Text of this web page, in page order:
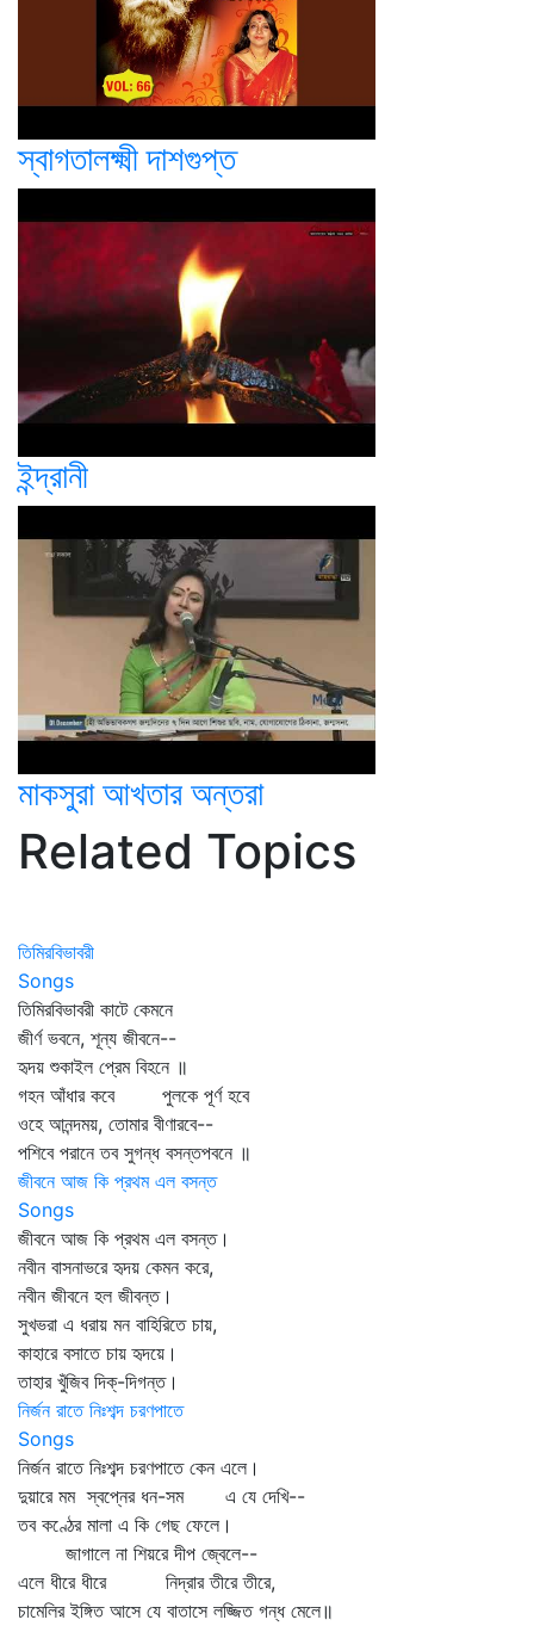
স্বাগতালক্ষ্মী দাশগুপ্ত
ইন্দ্রানী
মাকসুরা আখতার অন্তরা
Related Topics
তিমিরবিভাবরী
Songs
তিমিরবিভাবরী কাটে কেমনে
জীর্ণ ভবনে, শূন্য জীবনে--
হৃদয় শুকাইল প্রেম বিহনে ॥
গহন আঁধার কবে পুলকে পূর্ণ হবে
ওহে আনন্দময়, তোমার বীণারবে--
পশিবে পরানে তব সুগন্ধ বসন্তপবনে ॥
জীবনে আজ কি প্রথম এল বসন্ত
Songs
জীবনে আজ কি প্রথম এল বসন্ত।
নবীন বাসনাভরে হৃদয় কেমন করে,
নবীন জীবনে হল জীবন্ত।
সুখভরা এ ধরায় মন বাহিরিতে চায়,
কাহারে বসাতে চায় হৃদয়ে।
তাহার খুঁজিব দিক্‌-দিগন্ত।
নির্জন রাতে নিঃশব্দ চরণপাতে
Songs
নির্জন রাতে নিঃশব্দ চরণপাতে কেন এলে।
দুয়ারে মম স্বপ্নের ধন-সম এ যে দেখি--
তব কণ্ঠের মালা এ কি গেছ ফেলে।
জাগালে না শিয়রে দীপ জ্বেলে--
এলে ধীরে ধীরে নিদ্রার তীরে তীরে,
চামেলির ইঙ্গিত আসে যে বাতাসে লজ্জিত গন্ধ মেলে॥